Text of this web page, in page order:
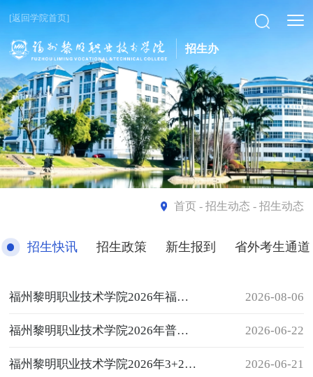
[返回学院首页]
招生办
首页- 招生动态 - 招生动态
招生快讯 招生政策 新生报到 省外考生通道
福州黎明职业技术学院2026年福建省普通高考录取情况一览表 2026-08-06
福州黎明职业技术学院2026年普通高考招生计划一览表 2026-06-22
福州黎明职业技术学院2026年3+2五年专招生计划一览表（面向应届初中毕业生） 2026-06-21